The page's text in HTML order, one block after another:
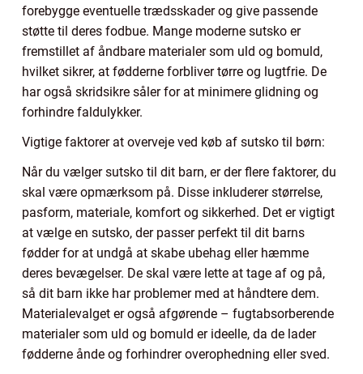
forebygge eventuelle trædsskader og give passende
støtte til deres fodbue. Mange moderne sutsko er
fremstillet af åndbare materialer som uld og bomuld,
hvilket sikrer, at fødderne forbliver tørre og lugtfrie. De
har også skridsikre såler for at minimere glidning og
forhindre faldulykker.
Vigtige faktorer at overveje ved køb af sutsko til børn:
Når du vælger sutsko til dit barn, er der flere faktorer, du
skal være opmærksom på. Disse inkluderer størrelse,
pasform, materiale, komfort og sikkerhed. Det er vigtigt
at vælge en sutsko, der passer perfekt til dit barns
fødder for at undgå at skabe ubehag eller hæmme
deres bevægelser. De skal være lette at tage af og på,
så dit barn ikke har problemer med at håndtere dem.
Materialevalget er også afgørende – fugtabsorberende
materialer som uld og bomuld er ideelle, da de lader
fødderne ånde og forhindrer overophedning eller sved.